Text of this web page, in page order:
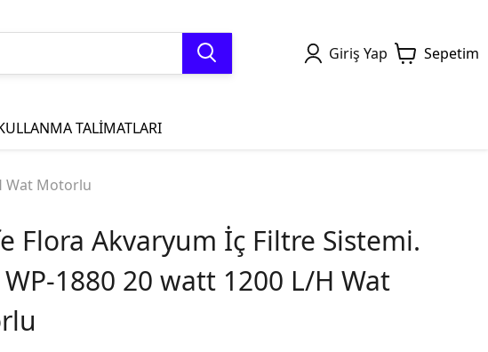
Giriş Yap Sepetim
TALİMATLARI
Wat Motorlu
Flora Akvaryum İç Filtre Sistemi.
1880 20 watt 1200 L/H Wat